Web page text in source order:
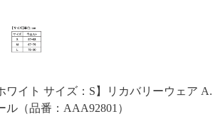
ワイト サイズ：S】リカバリーウェア A.
（品番：AAA92801）